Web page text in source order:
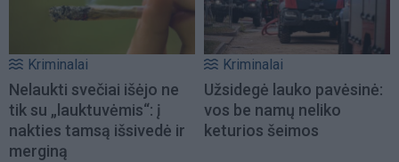
Kriminalai
Nelaukti svečiai išėjo ne
tik su „lauktuvėmis“: į
nakties tamsą išsivedė ir
merginą
Kriminalai
Užsidegė lauko pavėsinė:
vos be namų neliko
keturios šeimos